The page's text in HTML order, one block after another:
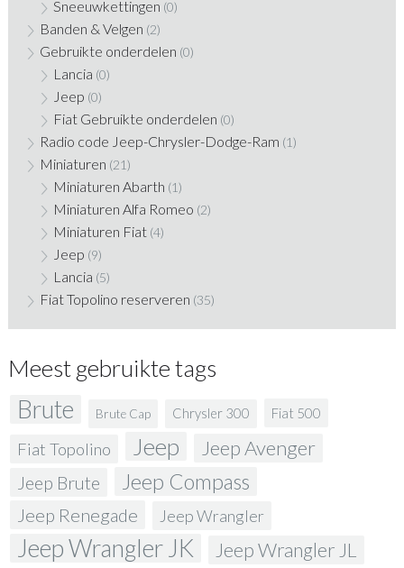
Sneeuwkettingen (0)
Banden & Velgen (2)
Gebruikte onderdelen (0)
Lancia (0)
Jeep (0)
Fiat Gebruikte onderdelen (0)
Radio code Jeep-Chrysler-Dodge-Ram (1)
Miniaturen (21)
Miniaturen Abarth (1)
Miniaturen Alfa Romeo (2)
Miniaturen Fiat (4)
Jeep (9)
Lancia (5)
Fiat Topolino reserveren (35)
Meest gebruikte tags
Brute Brute Cap Chrysler 300 Fiat 500
Fiat Topolino Jeep Jeep Avenger
Jeep Brute Jeep Compass
Jeep Renegade Jeep Wrangler
Jeep Wrangler JK Jeep Wrangler JL